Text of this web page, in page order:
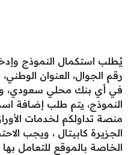
يُطلب استكمال النموذج
رقم الجوال، العنوان
في أي بنك محلي سعودي،
النموذج، يتم طلب إضافة
منصة تداولكم لخدمات
الجزيرة كابيتال ، ويجب
الخاصة بالموقع للتعامل